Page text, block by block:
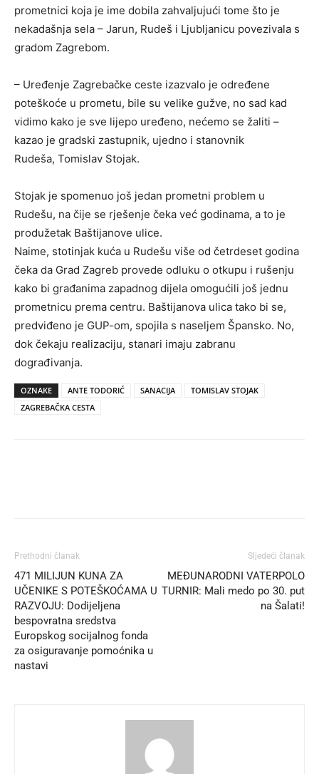
prometnici koja je ime dobila zahvaljujući tome što je
nekadašnja sela – Jarun, Rudeš i Ljubljanicu povezivala s
gradom Zagrebom.
– Uređenje Zagrebačke ceste izazvalo je određene
poteškoće u prometu, bile su velike gužve, no sad kad
vidimo kako je sve lijepo uređeno, nećemo se žaliti –
kazao je gradski zastupnik, ujedno i stanovnik
Rudeša, Tomislav Stojak.
Stojak je spomenuo još jedan prometni problem u
Rudešu, na čije se rješenje čeka već godinama, a to je
produžetak Baštijanove ulice.
Naime, stotinjak kuća u Rudešu više od četrdeset godina
čeka da Grad Zagreb provede odluku o otkupu i rušenju
kako bi građanima zapadnog dijela omogućili još jednu
prometnicu prema centru. Baštijanova ulica tako bi se,
predviđeno je GUP-om, spojila s naseljem Špansko. No,
dok čekaju realizaciju, stanari imaju zabranu
dograđivanja.
OZNAKE ANTE TODORIĆ SANACIJA
TOMISLAV STOJAK
ZAGREBAČKA CESTA
Prethodni članak
471 MILIJUN KUNA ZA
UČENIKE S POTEŠKOĆAMA U
RAZVOJU: Dodijeljena
bespovratna sredstva
Europskog socijalnog fonda
za osiguravanje pomoćnika u
nastavi
Sljedeći članak
MEĐUNARODNI VATERPOLO
TURNIR: Mali medo po 30. put
na Šalati!